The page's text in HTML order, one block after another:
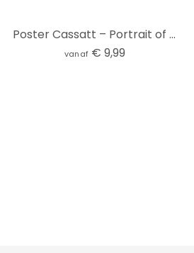
Poster Cassatt – Portrait of a girl
vanaf € 9,99